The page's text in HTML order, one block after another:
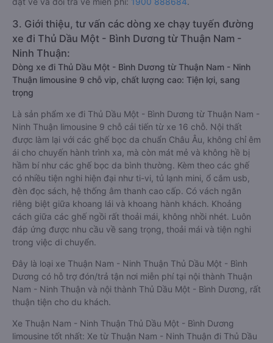
3. Giới thiệu, tư vấn các dòng xe chạy tuyến đường
xe đi Thủ Dầu Một - Bình Dương từ Thuận Nam -
Ninh Thuận:
Dòng xe đi Thủ Dầu Một - Bình Dương từ Thuận Nam - Ninh
Thuận limousine 9 chỗ vip, chất lượng cao: Tiện lợi, sang
trọng
Là sản phẩm xe đi Thủ Dầu Một - Bình Dương từ Thuận Nam -
Ninh Thuận limousine 9 chỗ cải tiến từ xe 16 chỗ. Nội thất
được làm lại với các ghế bọc da chuẩn Châu Âu, không chỉ êm
ái cho chuyến hành trình xa, mà còn mát mẻ và không hề bị
hầm bí như các ghế bọc da bình thường. Kèm theo các ghế
có nhiều tiện nghi hiện đại như ti-vi, tủ lạnh mini, ổ cắm usb,
đèn đọc sách, hệ thống âm thanh cao cấp. Có vách ngăn
riêng biệt giữa khoang lái và khoang hành khách. Khoảng
cách giữa các ghế ngồi rất thoải mái, không nhồi nhét. Luôn
đáp ứng được nhu cầu về sang trọng, thoải mái và tiện nghi
trong việc di chuyển.
Đây là loại xe Thuận Nam - Ninh Thuận Thủ Dầu Một - Bình
Dương có hỗ trợ đón/trả tận nơi miễn phí tại nội thành Thuận
Nam - Ninh Thuận và nội thành Thủ Dầu Một - Bình Dương, rất
thuận tiện cho du khách.
Xe Thuận Nam - Ninh Thuận Thủ Dầu Một - Bình Dương
limousine tốt nhất: Xe từ Thuận Nam - Ninh Thuận đi Thủ Dầu